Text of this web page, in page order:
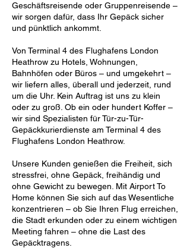
Geschäftsreisende oder Gruppenreisende –
wir sorgen dafür, dass Ihr Gepäck sicher
und pünktlich ankommt.
Von Terminal 4 des Flughafens London
Heathrow zu Hotels, Wohnungen,
Bahnhöfen oder Büros – und umgekehrt –
wir liefern alles, überall und jederzeit, rund
um die Uhr. Kein Auftrag ist uns zu klein
oder zu groß. Ob ein oder hundert Koffer –
wir sind Spezialisten für Tür-zu-Tür-
Gepäckkurierdienste am Terminal 4 des
Flughafens London Heathrow.
Unsere Kunden genießen die Freiheit, sich
stressfrei, ohne Gepäck, freihändig und
ohne Gewicht zu bewegen. Mit Airport To
Home können Sie sich auf das Wesentliche
konzentrieren – ob Sie Ihren Flug erreichen,
die Stadt erkunden oder zu einem wichtigen
Meeting fahren – ohne die Last des
Gepäcktragens.